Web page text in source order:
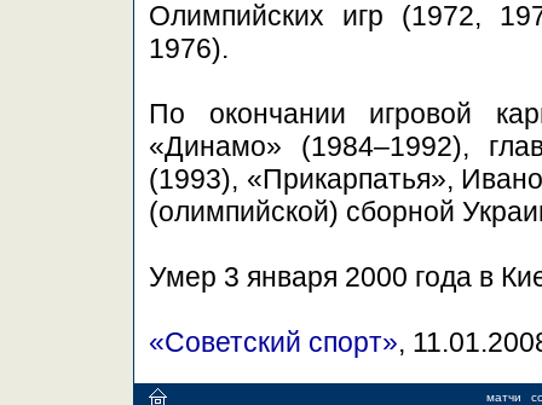
Олимпийских игр (1972,
1976).
По окончании игровой
«Динамо» (1984–1992),
(1993), «Прикарпатья»,
(олимпийской) сборной
Умер 3 января 2000 года в
«Советский спорт»,
матчи